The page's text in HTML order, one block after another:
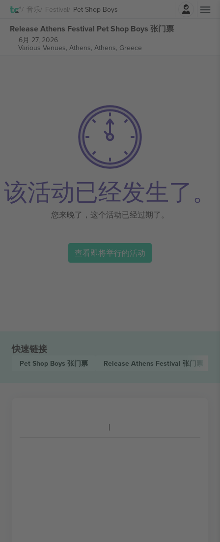
音乐 Festival Pet Shop Boys
Release Athens Festival Pet Shop Boys 张门票
6月 27, 2026
Various Venues, Athens, Athens, Greece
该活动已经发生了。
您来晚了，这个活动已经过期了。
查看即将举行的活动
快速链接
Pet Shop Boys 张门票 Release Athens Festival 张门票